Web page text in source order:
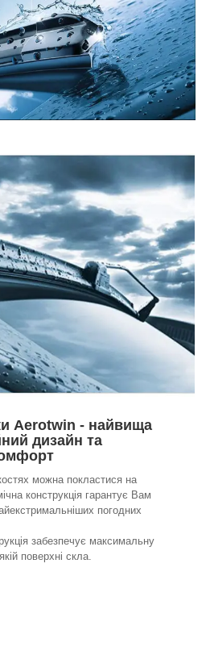
Aerotwin - найвища
дизайн та
можна покластися на
конструкція гарантує Вам
погодних
забезпечує максимальну
поверхні скла.